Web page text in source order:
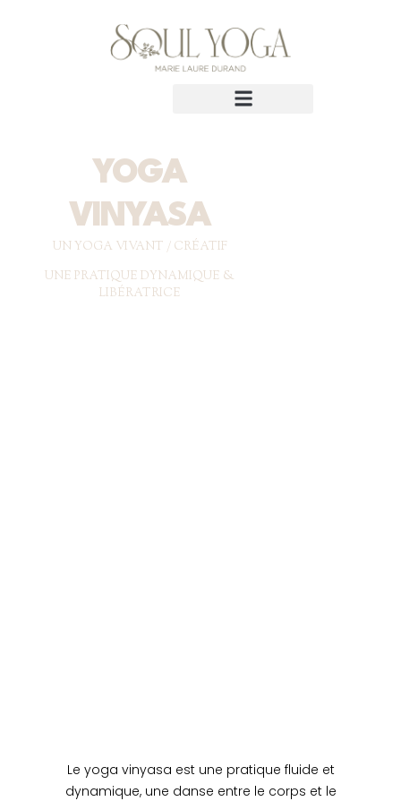
YOGA
VINYASA
UN YOGA VIVANT / CRÉATIF
UNE PRATIQUE DYNAMIQUE &
LIBÉRATRICE
Le yoga vinyasa est une pratique fluide et
dynamique, une danse entre le corps et le